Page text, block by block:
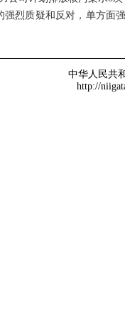
烈质疑和反对，单方面
中华人民共
http://